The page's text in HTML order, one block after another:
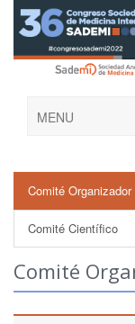
MENU
Comité Organizador
Comité Científico
Comité